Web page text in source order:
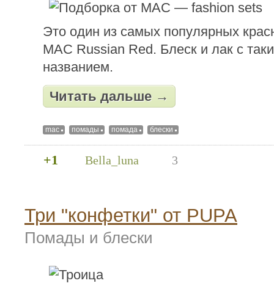
Это один из самых популярных
MAC Russian Red. Блеск и лак с
названием.
Читать дальше →
mac помады помада блески
+1 Bella_luna 3
Три "конфетки" от PUPA
Помады и блески